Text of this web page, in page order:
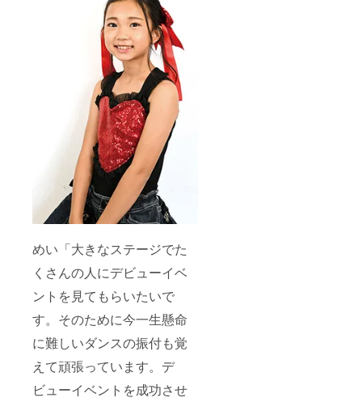
めい「大きなステージでた
くさんの人にデビューイベ
ントを見てもらいたいで
す。そのために今一生懸命
に難しいダンスの振付も覚
えて頑張っています。デ
ビューイベントを成功させ